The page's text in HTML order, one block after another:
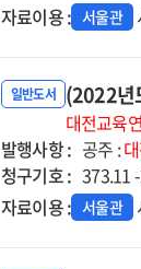
자료이용 : 서울관
일반도서 (2022년
대전교육
발행사항 : 공주 :
청구기호 : 373.11
자료이용 : 서울관